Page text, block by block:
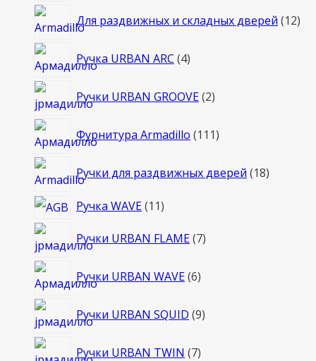
Для раздвижных и складных дверей 1212
Ручка URBAN ARC 44
Ручки URBAN GROOVE 22
Фурнитура Armadillo 111111
Ручки для раздвижных дверей 1818
Ручка WAVE 1111
Ручки URBAN FLAME 77
Ручки URBAN WAVE 66
Ручки URBAN SQUID 99
Ручки URBAN TWIN 77